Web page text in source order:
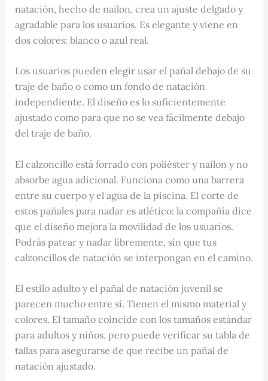
natación, hecho de nailon, crea un ajuste delgado y
agradable para los usuarios. Es elegante y viene en
dos colores: blanco o azul real.
Los usuarios pueden elegir usar el pañal debajo de su
traje de baño o como un fondo de natación
independiente. El diseño es lo suficientemente
ajustado como para que no se vea fácilmente debajo
del traje de baño.
El calzoncillo está forrado con poliéster y nailon y no
absorbe agua adicional. Funciona como una barrera
entre su cuerpo y el agua de la piscina. El corte de
estos pañales para nadar es atlético: la compañía dice
que el diseño mejora la movilidad de los usuarios.
Podrás patear y nadar libremente, sin que tus
calzoncillos de natación se interpongan en el camino.
El estilo adulto y el pañal de natación juvenil se
parecen mucho entre sí. Tienen el mismo material y
colores. El tamaño coincide con los tamaños estándar
para adultos y niños, pero puede verificar su tabla de
tallas para asegurarse de que recibe un pañal de
natación ajustado.